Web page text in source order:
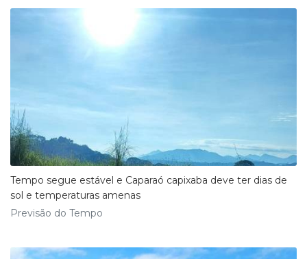
Tempo segue estável e Caparaó capixaba deve ter dias de
sol e temperaturas amenas
Previsão do Tempo